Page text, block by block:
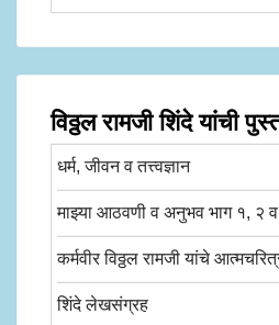
विठ्ठल रामजी शिंदे यांची
धर्म, जीवन व तत्त्वज्ञान
माझ्या आठवणी व अनुभव भाग १, २
कर्मवीर विठ्ठल रामजी यांचे
शिंदे लेखसंग्रह